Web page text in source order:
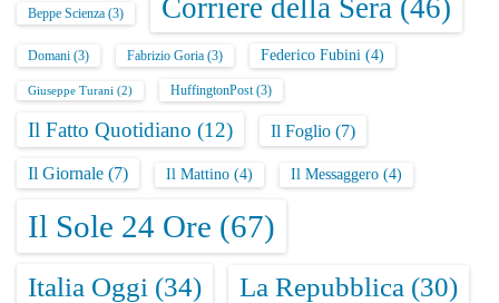
Beppe Scienza (3) Corriere della Sera (46)
Domani (3) Fabrizio Goria (3) Federico Fubini (4)
Giuseppe Turani (2) HuffingtonPost(3)
Il Fatto Quotidiano (12) Il Foglio (7)
Il Giornale (7) Il Mattino (4) Il Messaggero (4)
Il Sole 24 Ore (67)
Italia Oggi (34) La Repubblica (30)